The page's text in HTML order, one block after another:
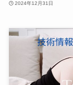
2024年12月31日